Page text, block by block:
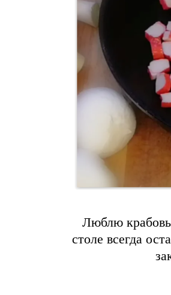
Люблю
столе всегда